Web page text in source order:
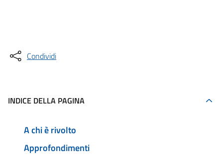
Condividi
INDICE DELLA PAGINA
A chi è rivolto
Approfondimenti